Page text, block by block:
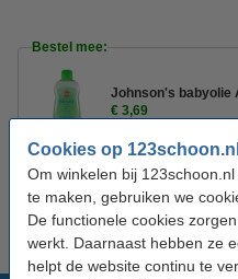
Cookies op 123schoon.nl
Om winkelen bij
te maken, gebruiken we
De functionele cookies
werkt. Daarnaast hebben ze
helpt de website continu te
Bestel mee:
Johnson's babyolie
€ 3,69
Zwitsal Schuimbad
€ 4,29